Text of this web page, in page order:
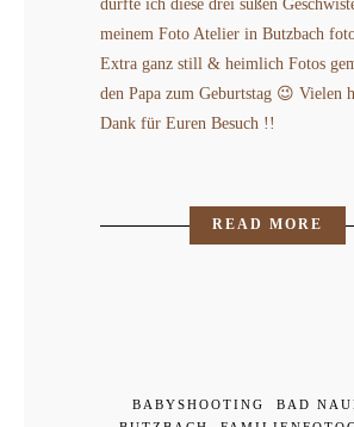
durfte ich diese drei süßen
meinem Foto Atelier in Butzbach
Extra ganz still & heimlich Fotos
den Papa zum Geburtstag 😉 Vielen
Dank für Euren Besuch !!
READ MORE
BABYSHOOTING
BAD